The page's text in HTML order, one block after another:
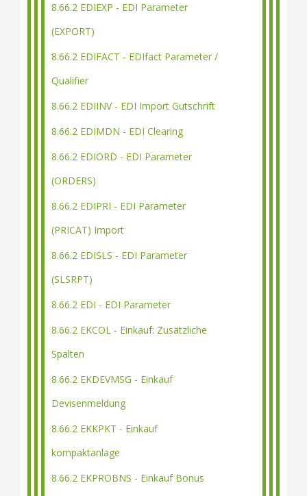
8.66.2 EDIEXP - EDI Parameter
(EXPORT)
8.66.2 EDIFACT - EDIfact Parameter /
Qualifier
8.66.2 EDIINV - EDI Import Gutschrift
8.66.2 EDIMDN - EDI Clearing
8.66.2 EDIORD - EDI Parameter
(ORDERS)
8.66.2 EDIPRI - EDI Parameter
(PRICAT) Import
8.66.2 EDISLS - EDI Parameter
(SLSRPT)
8.66.2 EDI - EDI Parameter
8.66.2 EKCOL - Einkauf: Zusätzliche
Spalten
8.66.2 EKDEVMSG - Einkauf
Devisenmeldung
8.66.2 EKKPKT - Einkauf
kompaktanlage
8.66.2 EKPROBNS - Einkauf Bonus